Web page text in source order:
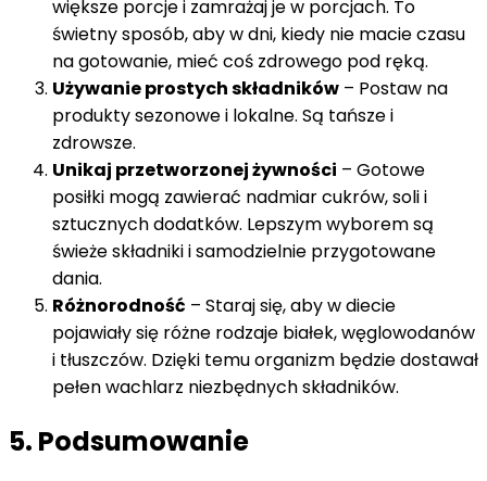
większe porcje i zamrażaj je w porcjach. To
świetny sposób, aby w dni, kiedy nie macie czasu
na gotowanie, mieć coś zdrowego pod ręką.
Używanie prostych składników – Postaw na
produkty sezonowe i lokalne. Są tańsze i
zdrowsze.
Unikaj przetworzonej żywności – Gotowe
posiłki mogą zawierać nadmiar cukrów, soli i
sztucznych dodatków. Lepszym wyborem są
świeże składniki i samodzielnie przygotowane
dania.
Różnorodność – Staraj się, aby w diecie
pojawiały się różne rodzaje białek, węglowodanów
i tłuszczów. Dzięki temu organizm będzie dostawał
pełen wachlarz niezbędnych składników.
5. Podsumowanie